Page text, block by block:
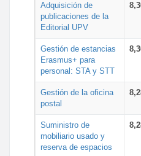
Adquisición de
publicaciones de la
Editorial UPV
Gestión de estancias
Erasmus+ para
personal: STA y STT
Gestión de la oficina
postal
Suministro de
mobiliario usado y
reserva de espacios